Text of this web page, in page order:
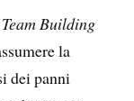
Team Building
la
dei panni